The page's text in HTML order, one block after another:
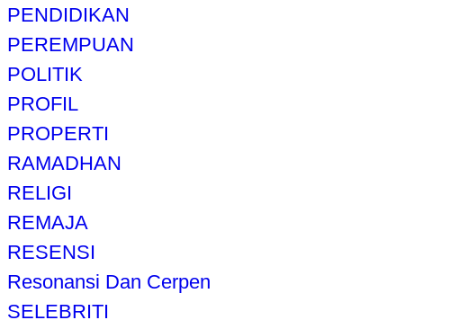
PENDIDIKAN
PEREMPUAN
POLITIK
PROFIL
PROPERTI
RAMADHAN
RELIGI
REMAJA
RESENSI
Resonansi Dan Cerpen
SELEBRITI